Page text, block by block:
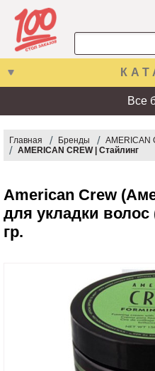
Все
Главная Бренды
AMERICAN
AMERICAN CREW | Стайлинг
American Crew
для укладки волос
гр.